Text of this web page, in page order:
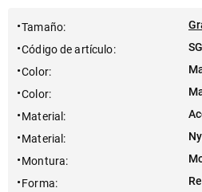
Tamaño:
Código de artículo:
Color:
Color:
Material :
Material :
Montura:
Forma: